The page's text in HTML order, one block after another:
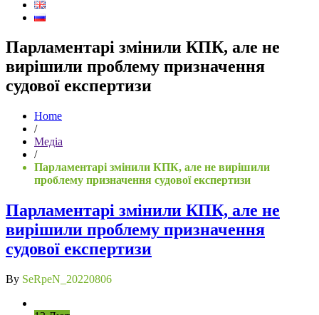
Парламентарі змінили КПК, але не
вирішили проблему призначення
судової експертизи
Home
/
Медіа
/
Парламентарі змінили КПК, але не вирішили
проблему призначення судової експертизи
Парламентарі змінили КПК, але не
вирішили проблему призначення
судової експертизи
By SeRpeN_20220806